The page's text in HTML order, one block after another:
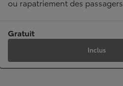
ou rapatriement des passagers
Gratuit
Inclus